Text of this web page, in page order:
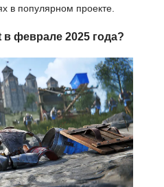
в популярном проекте.
феврале 2025 года?